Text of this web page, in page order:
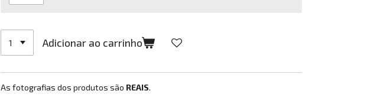
Adicionar ao carrinho
As fotografias dos produtos são REAIS.